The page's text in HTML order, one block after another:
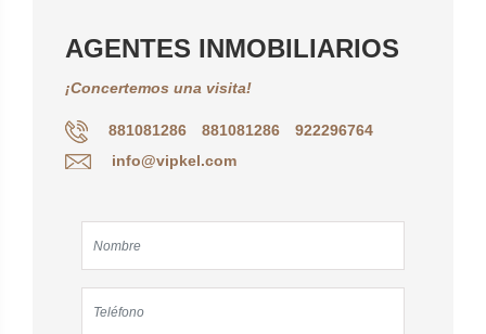
AGENTES INMOBILIARIOS
¡Concertemos una visita!
881081286 881081286
922296764
info@vipkel.com